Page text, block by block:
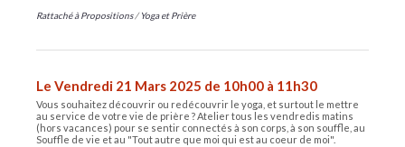
Rattaché à Propositions /Yoga et Prière
Le Vendredi 21 Mars 2025 de 10h00 à 11h30
Vous souhaitez découvrir ou redécouvrir le yoga, et surtout le mettre
au service de votre vie de prière ? Atelier tous les vendredis matins
(hors vacances) pour se sentir connectés à son corps, à son souffle, au
Souffle de vie et au "Tout autre que moi qui est au coeur de moi".